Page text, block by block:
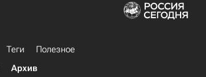
Теги
Полезное
Архив